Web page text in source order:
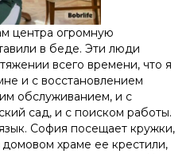
центра огромную
в беде. Эти люди
всего времени, что я
и с восстановлением
обслуживанием, и с
сад, и с поиском работы.
София посещает кружки,
храме ее крестили,